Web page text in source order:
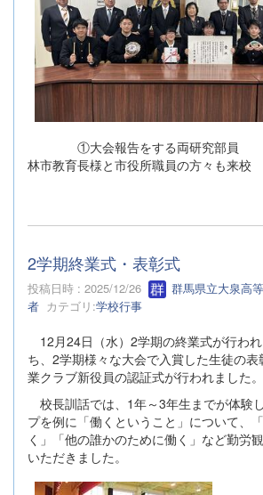
①大会報告をする両研
林市教育長様と市役所職員の方々も来校
2学期終業式・表彰式
投稿日時 : 2025/12/26
群馬県立大泉高
者 カテゴリ:学校行事
12月24日（水）2学期の終業式が行わ
ち、2学期様々な大会で入賞した生徒の
業クラブ新役員の認証式が行われました。
校長訓話では、1年～3年生までが体験
プを例に「働くということ」について、
く」「他の誰かのために働く」など勤労
いただきました。